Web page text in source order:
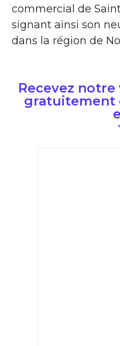
commercial de
signant ainsi son
dans la région de
Recevez
gratuitement